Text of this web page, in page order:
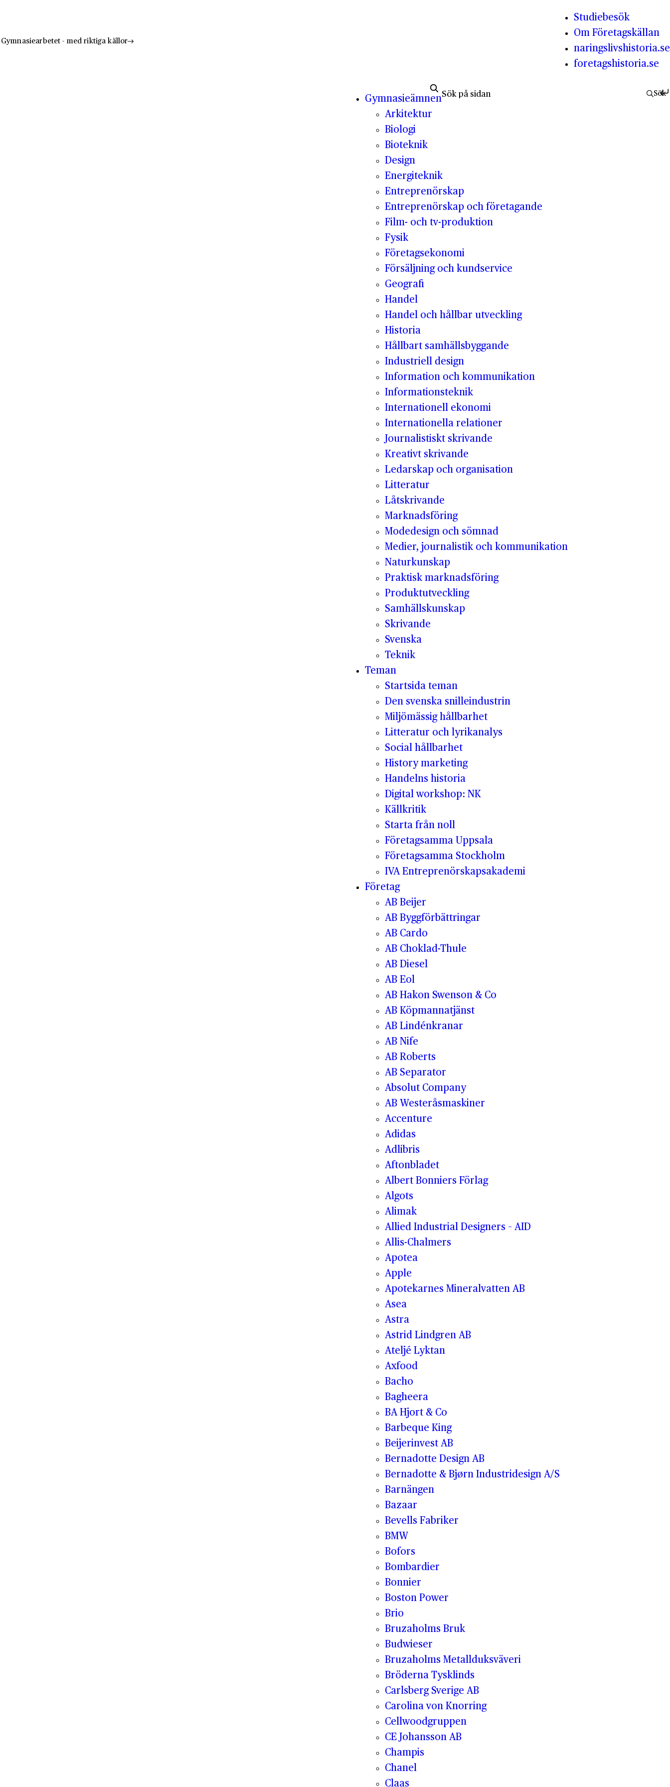
Gymnasiearbetet - med riktiga källor
Studiebesök
Om Företagskällan
naringslivshistoria.se
foretagshistoria.se
Gymnasieämnen
Arkitektur
Biologi
Bioteknik
Design
Energiteknik
Entreprenörskap
Entreprenörskap och företagande
Film- och tv-produktion
Fysik
Företagsekonomi
Försäljning och kundservice
Geografi
Handel
Handel och hållbar utveckling
Historia
Hållbart samhällsbyggande
Industriell design
Information och kommunikation
Informationsteknik
Internationell ekonomi
Internationella relationer
Journalistiskt skrivande
Kreativt skrivande
Ledarskap och organisation
Litteratur
Låtskrivande
Marknadsföring
Modedesign och sömnad
Medier, journalistik och kommunikation
Naturkunskap
Praktisk marknadsföring
Produktutveckling
Samhällskunskap
Skrivande
Svenska
Teknik
Teman
Startsida teman
Den svenska snilleindustrin
Miljömässig hållbarhet
Litteratur och lyrikanalys
Social hållbarhet
History marketing
Handelns historia
Digital workshop: NK
Källkritik
Starta från noll
Företagsamma Uppsala
Företagsamma Stockholm
IVA Entreprenörskapsakademi
Företag
AB Beijer
AB Byggförbättringar
AB Cardo
AB Choklad-Thule
AB Diesel
AB Eol
AB Hakon Swenson & Co
AB Köpmannatjänst
AB Lindénkranar
AB Nife
AB Roberts
AB Separator
Absolut Company
AB Westeråsmaskiner
Accenture
Adidas
Adlibris
Aftonbladet
Albert Bonniers Förlag
Algots
Alimak
Allied Industrial Designers – AID
Allis-Chalmers
Apotea
Apple
Apotekarnes Mineralvatten AB
Asea
Astra
Astrid Lindgren AB
Ateljé Lyktan
Axfood
Bacho
Bagheera
BA Hjort & Co
Barbeque King
Beijerinvest AB
Bernadotte Design AB
Bernadotte & Bjørn Industridesign A/S
Barnängen
Bazaar
Bevells Fabriker
BMW
Bofors
Bombardier
Bonnier
Boston Power
Brio
Bruzaholms Bruk
Budwieser
Bruzaholms Metallduksväveri
Bröderna Tysklinds
Carlsberg Sverige AB
Carolina von Knorring
Cellwoodgruppen
CE Johansson AB
Champis
Chanel
Claas
Sök efter: Sök